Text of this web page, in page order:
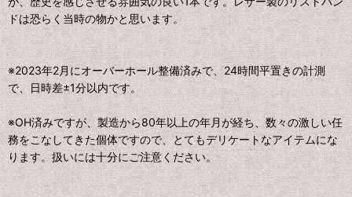
ドは恐らく当時の物かと思います。
※2023年2月にオーバーホール整備済みで、24時間平置きの計測
で、日時差±1分以内です。
※OH済みですが、製造から80年以上の年月が経ち、数々の激しい任
務をこなしてきた個体ですので、とてもデリケートなアイテムにな
ります。扱いには十分にご注意ください。